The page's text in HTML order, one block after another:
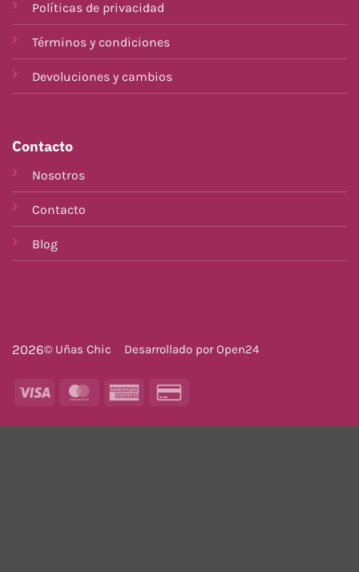
Políticas de privacidad
Términos y condiciones
Devoluciones y cambios
Contacto
Nosotros
Contacto
Blog
2026© Uñas Chic Desarrollado porOpen24
Visa MasterCardAmerican